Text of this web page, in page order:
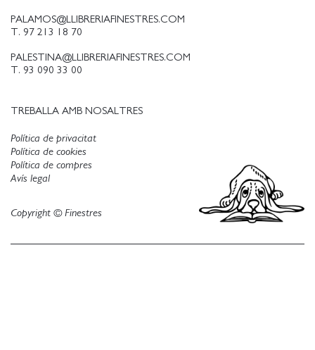
PALAMOS@LLIBRERIAFINESTRES.COM
T. 97 213 18 70
PALESTINA@LLIBRERIAFINESTRES.COM
T. 93 090 33 00
TREBALLA AMB NOSALTRES
Política de privacitat
Política de cookies
Avís legal
Política de compres
Copyright © Finestres